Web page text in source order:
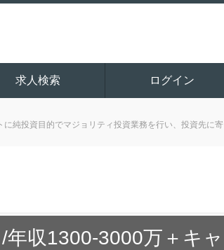
求人検索 ログイン
純投資目的でマジョリティ投資業務を行い、投資先に寄
年収1300-3000万＋キャ